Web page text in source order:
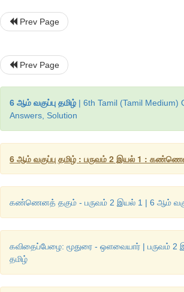
சென்றார். அரசர் கொடுத்த பணத்தில்
பாரதியின் மனைவி செல்லம்மா தன் கணவர்
பார்த்திருந்தார். ஆனால்
தன் கணவரோ
சினம் கொள்கிறாள். சினம்
சமாதானப்படுத்துகிறார்.
கல்விச் செல்வம் அள்ள அள்ளக்
தொட்டனைத்து ஊறும் மணற்கேணி
கற்றனைத்து ஊறும் அறிவு”
இறைக்க இறைக்கச் சுரக்கும் நீர் போல
வளர்ந்து கொண்டே இருக்கும்.
குழந்தைக்குக் கல்வியின்–
விருப்பத்தை உண்டாக்குங்கள்.“ ஒரு
குடும்பத்துக்கே கற்பிப்பதுபோல்
Prev Page
Prev Page
6 ஆம் வகுப்பு தமிழ் | 6th Tamil (Tamil Medium)
Answers, Solution
6 ஆம் வகுப்பு தமிழ் : பருவம் 2 இயல் 1 :
கண்ணெனத் தகும் - பருவம் 2 இயல் 1 | 6 ஆம்
கவிதைப்பேழை: மூதுரை - ஒளவையார் | பருவம் 2
தமிழ்